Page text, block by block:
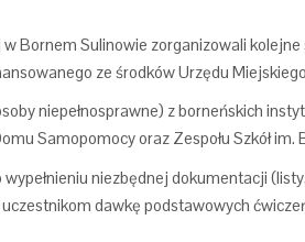
Bornem Sulinowie zorganizowali
ze środków Urzędu
niepełnosprawne) z borneńskich
Samopomocy oraz Zespołu Szkół im.
niezbędnej dokumentacji
dawkę podstawowych